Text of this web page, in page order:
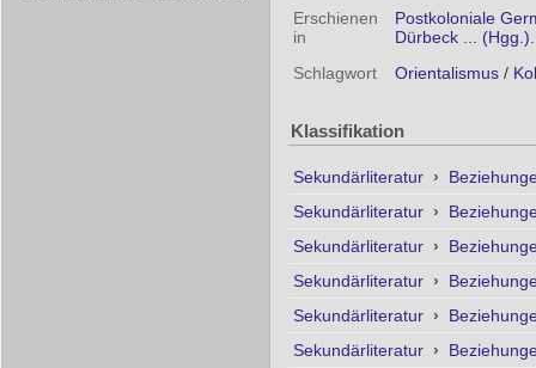
Erschienen
in
Postkoloniale
Dürbeck ...
Schlagwort
Orientalismus/
Klassifikation
Sekundärliteratur ›
Sekundärliteratur ›
Sekundärliteratur ›
Sekundärliteratur ›
Sekundärliteratur ›
Sekundärliteratur ›